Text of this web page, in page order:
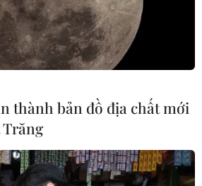
thành bản đồ địa chất mới